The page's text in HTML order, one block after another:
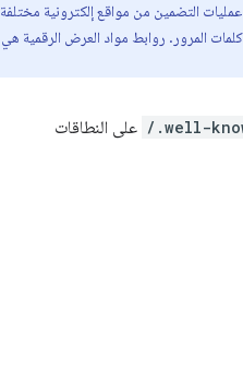
التضمين من مواقع إلكترونية مختلفة
المرور. روابط مواد العرض الرقمية هي
/.well- على النطاقات